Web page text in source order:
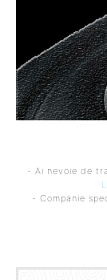
- Ai nevoie de
- Companie